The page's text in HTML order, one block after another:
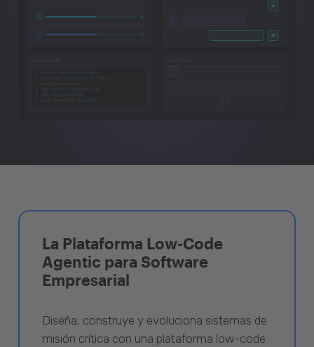
La Plataforma Low-Code
Agentic para Software
Empresarial
Diseña, construye y evoluciona sistemas de
misión crítica con una plataforma low-code